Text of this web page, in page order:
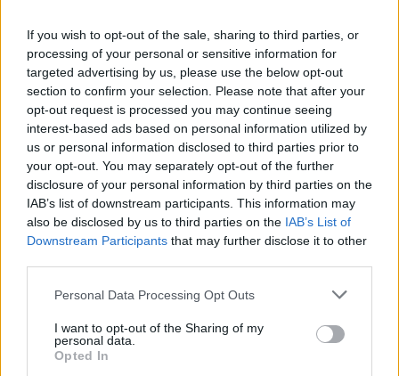
If you wish to opt-out of the sale, sharing to third parties, or
processing of your personal or sensitive information for
targeted advertising by us, please use the below opt-out
section to confirm your selection. Please note that after your
opt-out request is processed you may continue seeing
interest-based ads based on personal information utilized by
us or personal information disclosed to third parties prior to
your opt-out. You may separately opt-out of the further
disclosure of your personal information by third parties on the
IAB’s list of downstream participants. This information may
also be disclosed by us to third parties on the IAB’s List of
Downstream Participants that may further disclose it to other
Personal Data Processing Opt Outs
I want to opt-out of the Sharing of my
personal data.
Opted In